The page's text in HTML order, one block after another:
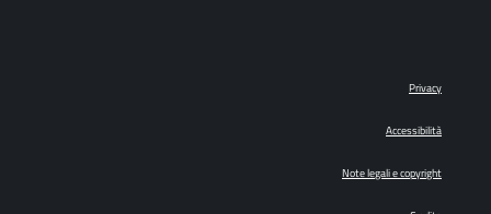
Privacy
Accessibilità
Note legali e copyright